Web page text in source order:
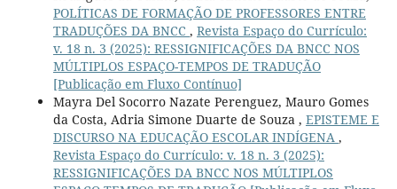
POLÍTICAS DE FORMAÇÃO DE PROFESSORES ENTRE
TRADUÇÕES DA BNCC , Revista Espaço do Currículo:
v. 18 n. 3 (2025): RESSIGNIFICAÇÕES DA BNCC NOS
MÚLTIPLOS ESPAÇO-TEMPOS DE TRADUÇÃO
[Publicação em Fluxo Contínuo]
Mayra Del Socorro Nazate Perenguez, Mauro Gomes
da Costa, Adria Simone Duarte de Souza , EPISTEME E
DISCURSO NA EDUCAÇÃO ESCOLAR INDÍGENA ,
Revista Espaço do Currículo: v. 18 n. 3 (2025):
RESSIGNIFICAÇÕES DA BNCC NOS MÚLTIPLOS